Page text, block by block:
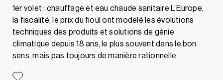
1er volet : chauffage et eau chaude sanitaire L’Europe,
la fiscalité, le prix du fioul ont modelé les évolutions
techniques des produits et solutions de génie
climatique depuis 18 ans, le plus souvent dans le bon
sens, mais pas toujours de manière rationnelle.